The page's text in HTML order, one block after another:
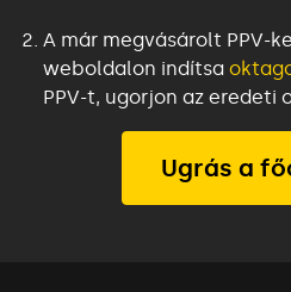
A már megvásárolt PPV-
weboldalon indítsa
PPV-t, ugorjon az eredeti
Ugrás a